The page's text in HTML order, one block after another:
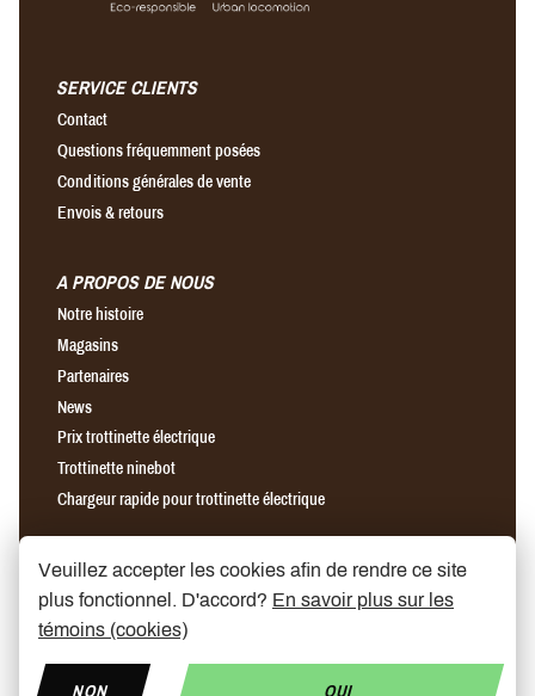
SERVICE CLIENTS
Contact
Questions fréquemment posées
Conditions générales de vente
Envois & retours
A PROPOS DE NOUS
Notre histoire
Magasins
Partenaires
News
Prix trottinette électrique
Trottinette ninebot
Chargeur rapide pour trottinette électrique
Find us on FacebookFind us on InstagramFind us on YouTube
Veuillez accepter les cookies afin de rendre ce site
plus fonctionnel. D'accord? En savoir plus sur les
témoins (cookies)
NON OUI